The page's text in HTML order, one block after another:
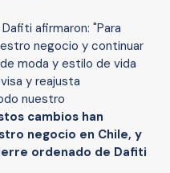
afirmaron: "Para
negocio y continuar
moda y estilo de vida
y reajusta
nuestro
cambios han
negocio en Chile, y
ordenado de Dafiti